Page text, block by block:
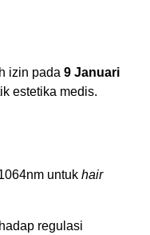
izin pada 9 Januari
estetika medis.
untuk hair
regulasi